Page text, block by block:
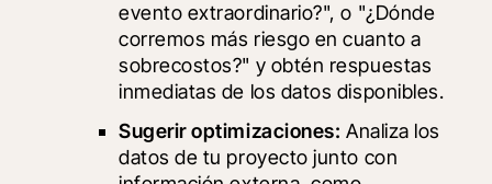
evento extraordinario?", o "¿Dónde
corremos más riesgo en cuanto a
sobrecostos?" y obtén respuestas
inmediatas de los datos disponibles.
Sugerir optimizaciones: Analiza los
datos de tu proyecto junto con